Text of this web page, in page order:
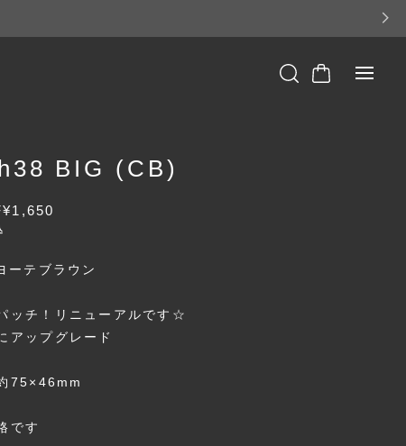
BIG (CB)
¥1,650
テブラウン
ッチ！リニューアルです☆
アップグレード
75×46mm
です